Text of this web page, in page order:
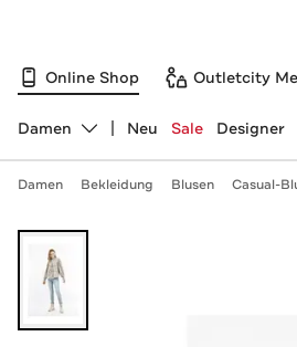
Online Shop Outletcity
Abteilung ändern, ausgewählt:
Damen Neu Sale Designer
Damen Bekleidung Blusen Casual-